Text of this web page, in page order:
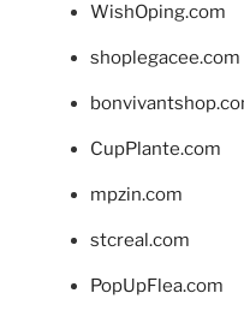
WishOping.com
shoplegacee.com
CupPlante.com
mpzin.com
stcreal.com
PopUpFlea.com